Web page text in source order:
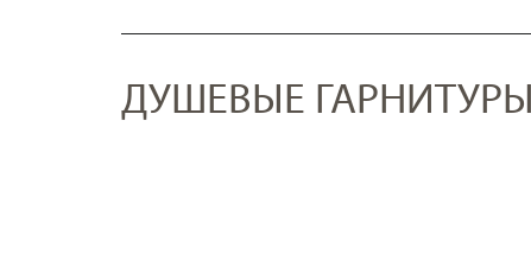
ДУШЕВЫЕ ГАРНИТУРЫ